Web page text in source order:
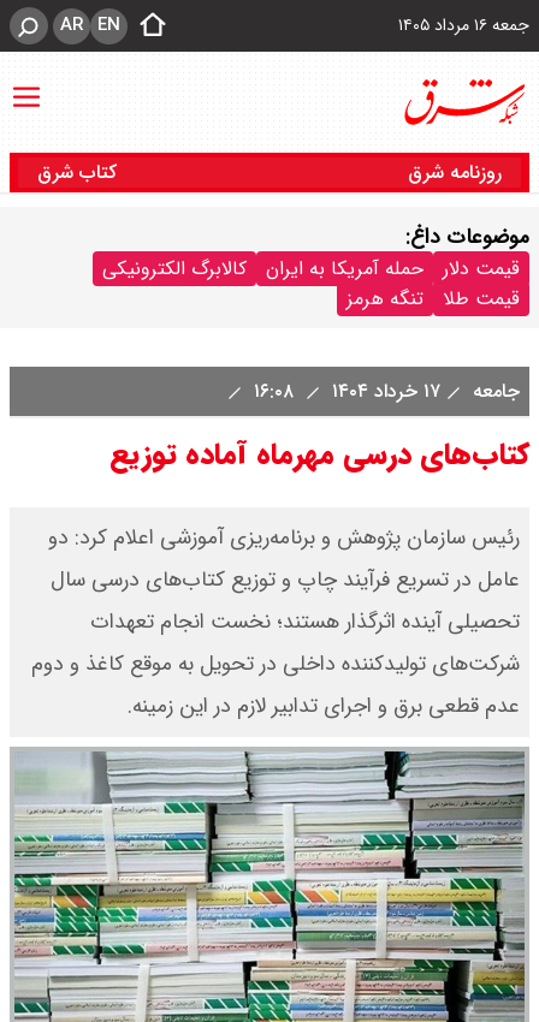
جمعه ۱۶ مرداد ۱۴۰۵ EN
AR
روزنامه شرق کتاب شرق
موضوعات داغ:
قیمت دلار حمله آمریکا به ایران
کالابرگ الکترونیکی
قیمت طلا
تنگه هرمز
جامعه ۱۷ خرداد ۱۴۰۴
کتاب‌های درسی مهرماه آماده توزیع
رئیس سازمان پژوهش و برنامه‌ریزی آموزشی اعلام کرد: دو
عامل در تسریع فرآیند چاپ و توزیع کتاب‌های درسی سال
تحصیلی آینده اثرگذار هستند؛ نخست انجام تعهدات
شرکت‌های تولیدکننده داخلی در تحویل به موقع کاغذ و دوم
عدم قطعی برق و اجرای تدابیر لازم در این زمینه.